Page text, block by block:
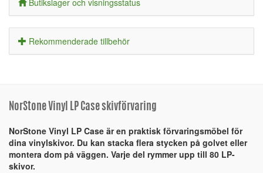
Butikslager och visningsstatus
Rekommenderade tillbehör
NorStone Vinyl LP Case skivförvaring
NorStone Vinyl LP Case är en praktisk förvaringsmöbel för
dina vinylskivor. Du kan stacka flera stycken på golvet eller
montera dom på väggen. Varje del rymmer upp till 80 LP-
skivor.